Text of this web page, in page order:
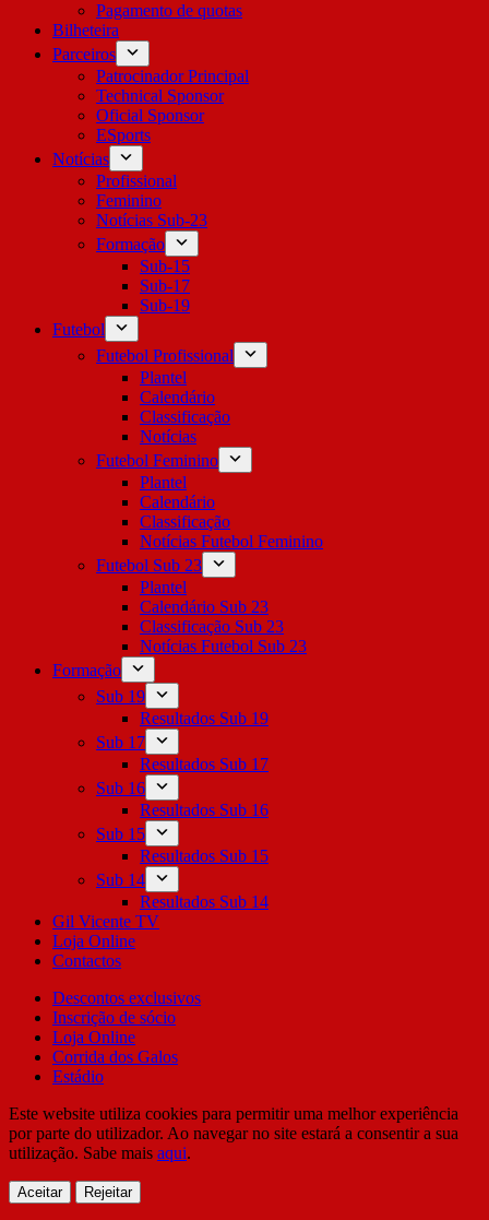
Pagamento de quotas
Bilheteira
Parceiros
Patrocinador Principal
Technical Sponsor
Oficial Sponsor
ESports
Notícias
Profissional
Feminino
Notícias Sub-23
Formação
Sub-15
Sub-17
Sub-19
Futebol
Futebol Profissional
Plantel
Calendário
Classificação
Notícias
Futebol Feminino
Plantel
Calendário
Classificação
Notícias Futebol Feminino
Futebol Sub 23
Plantel
Calendário Sub 23
Classificação Sub 23
Notícias Futebol Sub 23
Formação
Sub 19
Resultados Sub 19
Sub 17
Resultados Sub 17
Sub 16
Resultados Sub 16
Sub 15
Resultados Sub 15
Sub 14
Resultados Sub 14
Gil Vicente TV
Loja Online
Contactos
Descontos exclusivos
Inscrição de sócio
Loja Online
Corrida dos Galos
Estádio
Este website utiliza cookies para permitir uma melhor experiência
por parte do utilizador. Ao navegar no site estará a consentir a sua
utilização. Sabe mais aqui.
Aceitar Rejeitar